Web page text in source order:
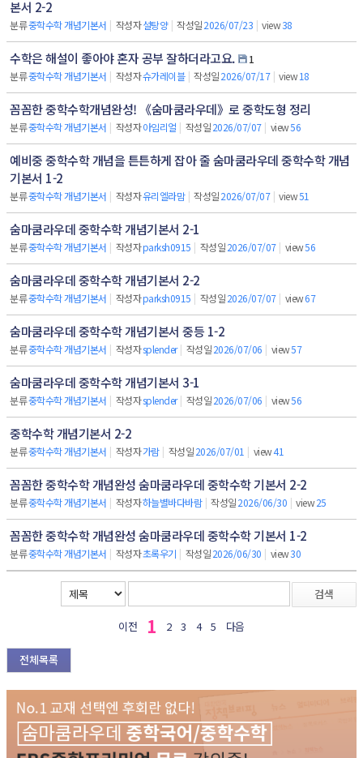
본서 2-2
분류중학수학 개념기본서 | 작성자설탕양 | 작성일2026/07/23 | view38
수학은 해설이 좋아야 혼자 공부 잘하더라고요.
1
분류중학수학 개념기본서 | 작성자슈가레이블 | 작성일2026/07/17 | view18
꼼꼼한 중학수학개념완성! 《숨마쿰라우데》로 중학도형 정리
분류중학수학 개념기본서 | 작성자아임리얼 | 작성일2026/07/07 | view56
예비중 중학수학 개념을 튼튼하게 잡아 줄 숨마쿰라우데 중학수학 개념
기본서 1-2
분류중학수학 개념기본서 | 작성자유리엘라맘 | 작성일2026/07/07 | view51
숨마쿰라우데 중학수학 개념기본서 2-1
분류중학수학 개념기본서 | 작성자parksh0915 | 작성일2026/07/07 | view56
숨마쿰라우데 중학수학 개념기본서 2-2
분류중학수학 개념기본서 | 작성자parksh0915 | 작성일2026/07/07 | view67
숨마쿰라우데 중학수학 개념기본서 중등 1-2
분류중학수학 개념기본서 | 작성자splender | 작성일2026/07/06 | view57
숨마쿰라우데 중학수학 개념기본서 3-1
분류중학수학 개념기본서 | 작성자splender | 작성일2026/07/06 | view56
중학수학 개념기본서 2-2
분류중학수학 개념기본서 | 작성자가람 | 작성일2026/07/01 | view41
꼼꼼한 중학수학 개념완성 숨마쿰라우데 중학수학 기본서 2-2
분류중학수학 개념기본서 | 작성자하늘별바다바람 | 작성일2026/06/30 | view25
꼼꼼한 중학수학 개념완성 숨마쿰라우데 중학수학 기본서 1-2
분류중학수학 개념기본서 | 작성자초록우기 | 작성일2026/06/30 | view30
검색
이전 1 2 3 4 5 다음
전체목록